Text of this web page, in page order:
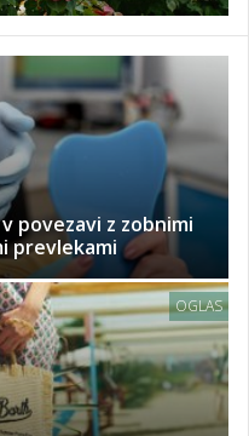
povezavi z zobnimi
prevlekami
OGLAS